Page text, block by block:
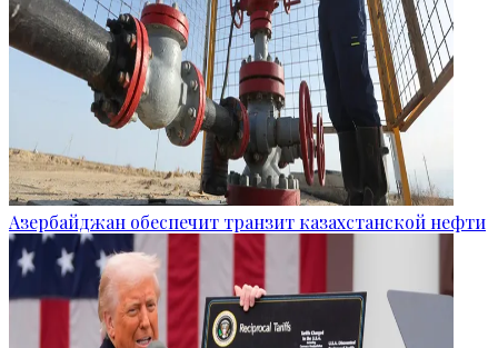
Азербайджан обеспечит транзит казахстанской нефти